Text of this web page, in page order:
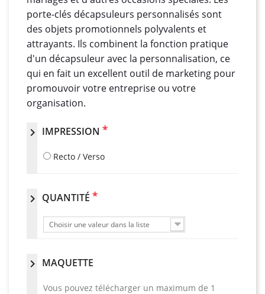
porte-clés décapsuleurs personnalisés sont
des objets promotionnels polyvalents et
attrayants. Ils combinent la fonction pratique
d'un décapsuleur avec la personnalisation, ce
qui en fait un excellent outil de marketing pour
promouvoir votre entreprise ou votre
organisation.
chevron_right IMPRESSION *
Recto / Verso
chevron_right QUANTITÉ *
Choisir une valeur dans la liste
chevron_right MAQUETTE
Vous pouvez télécharger un maximum de 1